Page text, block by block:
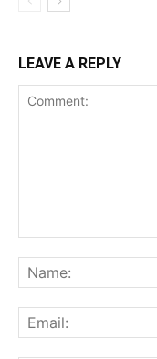
LEAVE A REPLY